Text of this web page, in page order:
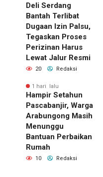
Deli Serdang
Bantah Terlibat
Dugaan Izin Palsu,
Tegaskan Proses
Perizinan Harus
Lewat Jalur Resmi
20 Redaksi
1 hari lalu
Hampir Setahun
Pascabanjir, Warga
Arabungong Masih
Menunggu
Bantuan Perbaikan
Rumah
10 Redaksi